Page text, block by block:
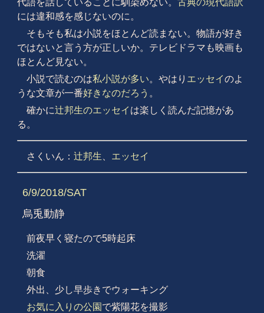
には違和感を感じないのに。
そもそも私は小説をほとんど読まない。物語が好き
ではないと言う方が正しいか。テレビドラマも映画も
ほとんど見ない。
小説で読むのは私小説が多い。やはり エッセイのよ
うな文章が一番好きなのだろう 。
確かに辻邦生のエッセイ は楽しく読んだ記憶があ
る。
さくいん： 辻邦生 エッセイ
6/9/2018/SAT
烏兎動静
前夜早く寝たので5時起床
洗濯
朝食
外出、少し早歩きでウォーキング
お気に入りの公園 で紫陽花を撮影